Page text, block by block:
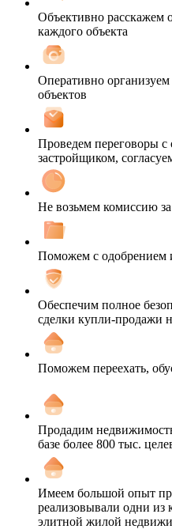
Объективно расскажем
каждого объекта
Оперативно
объектов
Проведем переговоры с
застройщиком,
Не возьмем комиссию за
Поможем с одобрением
Обеспечим полное
сделки купли-продажи
Поможем переехать,
Продадим
базе более 800 тыс.
Имеем большой опыт
реализовывали одни
элитной жилой